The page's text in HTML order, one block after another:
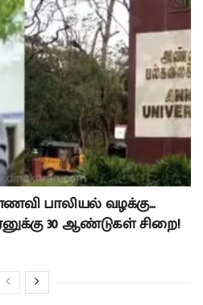
பாலியல் வழக்கு…
30 ஆண்டுகள் சிறை!